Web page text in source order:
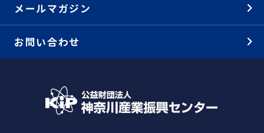
メールマガジン
お問い合わせ